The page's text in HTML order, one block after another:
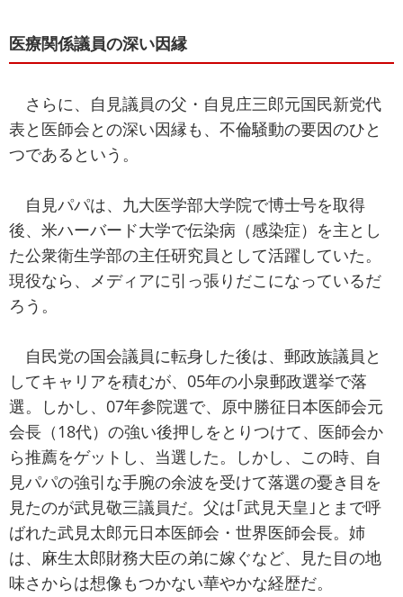
医療関係議員の深い因縁
さらに、自見議員の父・自見庄三郎元国民新党代
表と医師会との深い因縁も、不倫騒動の要因のひと
つであるという。
自見パパは、九大医学部大学院で博士号を取得
後、米ハーバード大学で伝染病（感染症）を主とし
た公衆衛生学部の主任研究員として活躍していた。
現役なら、メディアに引っ張りだこになっているだ
ろう。
自民党の国会議員に転身した後は、郵政族議員と
してキャリアを積むが、05年の小泉郵政選挙で落
選。しかし、07年参院選で、原中勝征日本医師会元
会長（18代）の強い後押しをとりつけて、医師会か
ら推薦をゲットし、当選した。しかし、この時、自
見パパの強引な手腕の余波を受けて落選の憂き目を
見たのが武見敬三議員だ。父は｢武見天皇｣とまで呼
ばれた武見太郎元日本医師会・世界医師会長。姉
は、麻生太郎財務大臣の弟に嫁ぐなど、見た目の地
味さからは想像もつかない華やかな経歴だ。